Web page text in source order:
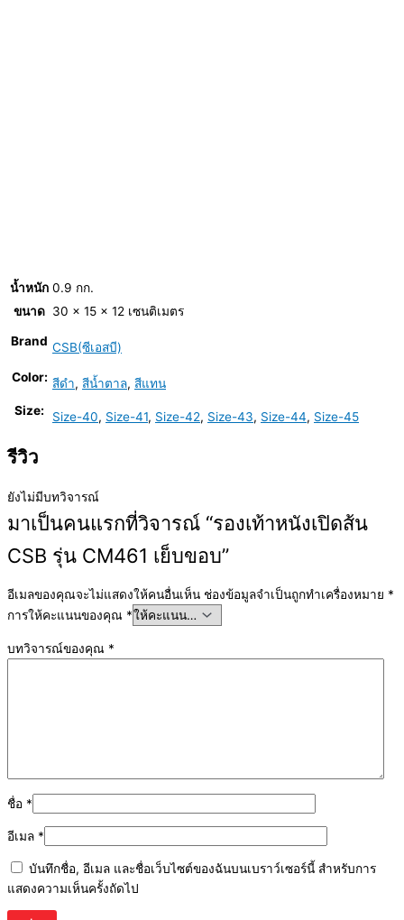
น้ำหนัก 0.9 กก.
ขนาด 30 × 15 × 12 เซนติเมตร
Brand CSB(ซีเอสบี)
Color: สีดำ, สีน้ำตาล, สีแทน
Size:
Size-40, Size-41, Size-42, Size-43, Size-44, Size-45
รีวิว
ยังไม่มีบทวิจารณ์
มาเป็นคนแรกที่วิจารณ์ “รองเท้าหนังเปิดส้น
CSB รุ่น CM461 เย็บขอบ”
อีเมลของคุณจะไม่แสดงให้คนอื่นเห็น ช่องข้อมูลจำเป็นถูกทำเครื่องหมาย *
การให้คะแนนของคุณ *
บทวิจารณ์ของคุณ *
ชื่อ *
อีเมล *
บันทึกชื่อ, อีเมล และชื่อเว็บไซต์ของฉันบนเบราว์เซอร์นี้ สำหรับการ
แสดงความเห็นครั้งถัดไป